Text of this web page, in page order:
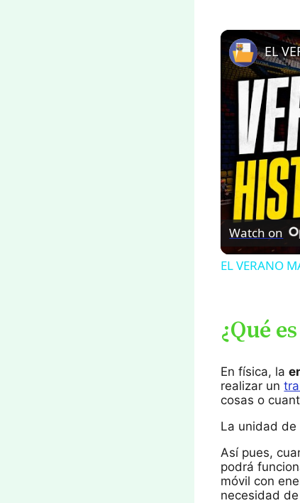
Watch on
EL VERANO
¿Qué
En física, la
realizar un
cosas o
La unidad de
Así pues,
podrá
móvil con
necesidad